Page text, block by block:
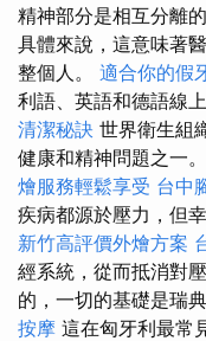
精神部分是相互分離的
具體來說，這意味著
整個人。 適合你的假
利語、英語和德語線
清潔秘訣 世界衛生組
健康和精神問題之一。
燴服務輕鬆享受 台中
疾病都源於壓力，但
新竹高評價外燴方案
經系統，從而抵消對
的，一切的基礎是瑞
按摩 這在匈牙利最常